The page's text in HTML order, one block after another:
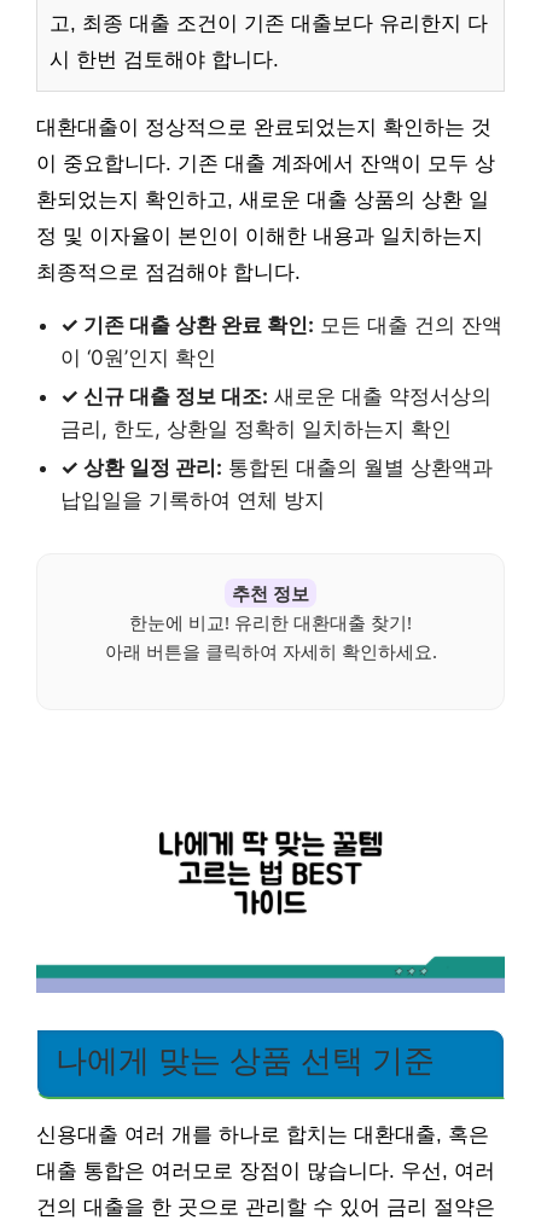
고, 최종 대출 조건이 기존 대출보다 유리한지 다
시 한번 검토해야 합니다.
대환대출이 정상적으로 완료되었는지 확인하는 것
이 중요합니다. 기존 대출 계좌에서 잔액이 모두 상
환되었는지 확인하고, 새로운 대출 상품의 상환 일
정 및 이자율이 본인이 이해한 내용과 일치하는지
최종적으로 점검해야 합니다.
✓ 기존 대출 상환 완료 확인: 모든 대출 건의 잔액
이 ‘0원’인지 확인
✓ 신규 대출 정보 대조: 새로운 대출 약정서상의
금리, 한도, 상환일 정확히 일치하는지 확인
✓ 상환 일정 관리: 통합된 대출의 월별 상환액과
납입일을 기록하여 연체 방지
추천 정보
한눈에 비교! 유리한 대환대출 찾기!
아래 버튼을 클릭하여 자세히 확인하세요.
나에게 맞는 상품 선택 기준
신용대출 여러 개를 하나로 합치는 대환대출, 혹은
대출 통합은 여러모로 장점이 많습니다. 우선, 여러
건의 대출을 한 곳으로 관리할 수 있어 금리 절약은